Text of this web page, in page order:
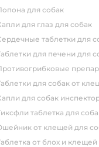
попона для собак
капли для глаз для собак
сердечные таблетки для
таблетки для печени для
противогрибковые
таблетки для собак от
капли для собак
тиксфли таблетка для
ошейник от клещей для
таблетка от блох и